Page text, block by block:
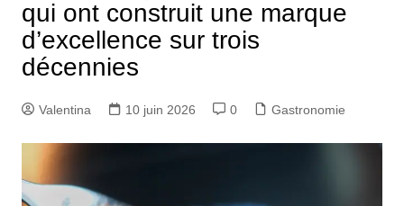
qui ont construit une marque
d’excellence sur trois
décennies
Valentina 10 juin 2026 0 Gastronomie